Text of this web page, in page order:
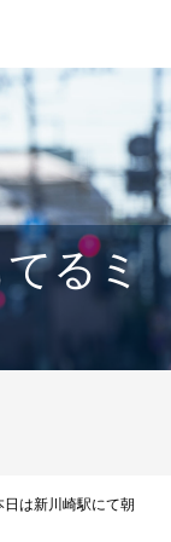
るミ
は新川崎駅にて朝